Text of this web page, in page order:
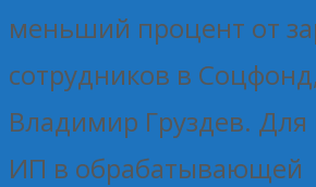
меньший процент от
сотрудников в
Владимир Груздев.
ИП в обрабатывающей